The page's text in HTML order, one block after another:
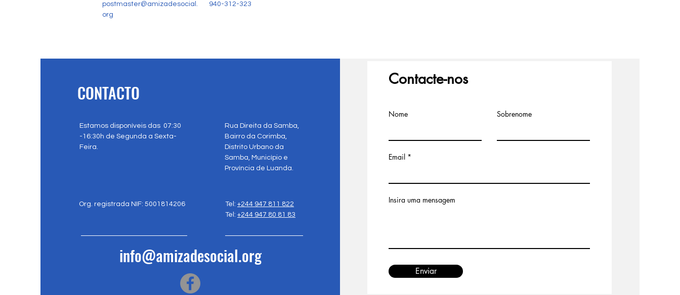
postmaster@amizadesocial.
org
940-312-323
CONTACTO
Estamos disponíveis das 07:30
-16:30h de Segunda a Sexta-
Feira.
Rua Direita da Samba,
Bairro da Corimba,
Distrito Urbano da
Samba, Município e
Província de Luanda.
Org. registrada NIF: 5001814206 Tel: +244 947 811 822
Tel: +244 947 80 81 83
info@amizadesocial.org
Contacte-nos
Nome Sobrenome
Email
Insira uma mensagem
Enviar